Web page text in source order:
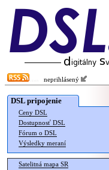
neprihlásený
DSL pripojenie
Ceny DSL
Dostupnosť DSL
Fórum o DSL
Výsledky meraní
Satelitná mapa SR